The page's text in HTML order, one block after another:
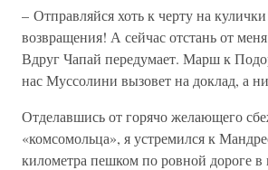
– Отправляйся хоть к черту на
возвращения! А сейчас отстань от
Вдруг Чапай передумает. Марш к
нас Муссолини вызовет на доклад, а
Отделавшись от горячо желающего
«комсомольца», я устремился к
километра пешком по ровной дороге